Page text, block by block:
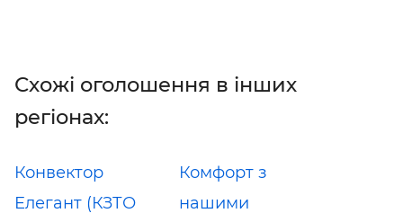
Схожі оголошення в інших
регіонах:
Конвектор
Елегант (КЗТО
Комфорт з
нашими